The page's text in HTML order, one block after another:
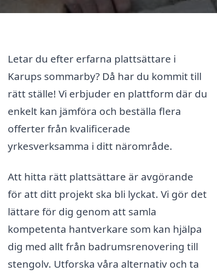
Letar du efter erfarna plattsättare i
Karups sommarby? Då har du kommit till
rätt ställe! Vi erbjuder en plattform där du
enkelt kan jämföra och beställa flera
offerter från kvalificerade
yrkesverksamma i ditt närområde.
Att hitta rätt plattsättare är avgörande
för att ditt projekt ska bli lyckat. Vi gör det
lättare för dig genom att samla
kompetenta hantverkare som kan hjälpa
dig med allt från badrumsrenovering till
stengolv. Utforska våra alternativ och ta